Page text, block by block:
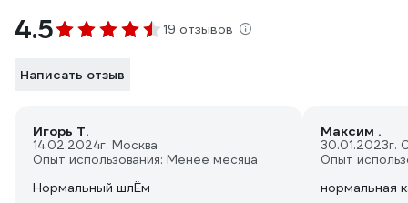
4.5 19 отзывов
Написать отзыв
Игорь Т.
14.02.2024г. Москва
Опыт использования: Менее месяца
Нормальный шлЁм
Максим .
30.01.2023г.
Опыт
нормальная